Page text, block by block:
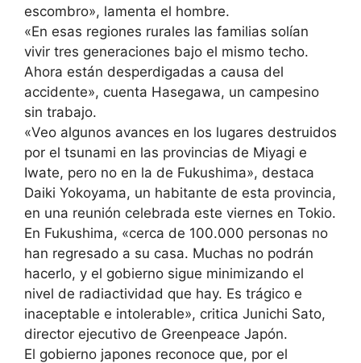
escombro», lamenta el hombre.
«En esas regiones rurales las familias solían
vivir tres generaciones bajo el mismo techo.
Ahora están desperdigadas a causa del
accidente», cuenta Hasegawa, un campesino
sin trabajo.
«Veo algunos avances en los lugares destruidos
por el tsunami en las provincias de Miyagi e
Iwate, pero no en la de Fukushima», destaca
Daiki Yokoyama, un habitante de esta provincia,
en una reunión celebrada este viernes en Tokio.
En Fukushima, «cerca de 100.000 personas no
han regresado a su casa. Muchas no podrán
hacerlo, y el gobierno sigue minimizando el
nivel de radiactividad que hay. Es trágico e
inaceptable e intolerable», critica Junichi Sato,
director ejecutivo de Greenpeace Japón.
El gobierno japones reconoce que, por el